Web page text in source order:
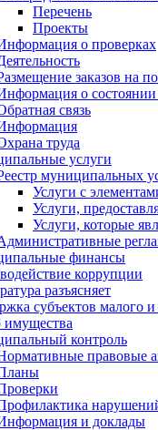
Перечень
Проекты
о проверках
заказов на
о
связь
труда
услуги
муниципальных
Услуги с
Услуги,
Услуги, которые
финансы
коррупции
разъясняет
субъектов малого и
имущества
контроль
правовые
и доклады